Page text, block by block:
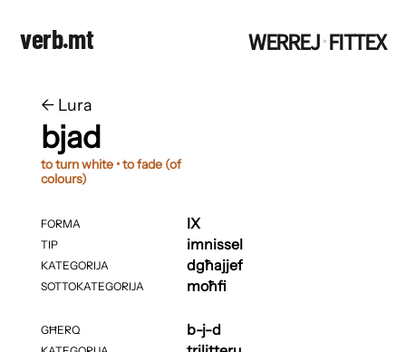
verb.mt WERREJ·FITTEX
← ​​Lura
bjad
to turn white • to fade (of
colours)
FORMA
TIP
KATEGORIJA
SOTTOKATEGORIJA
GĦERQ
IX
imnissel
dgħajjef
moħfi
b-j-d